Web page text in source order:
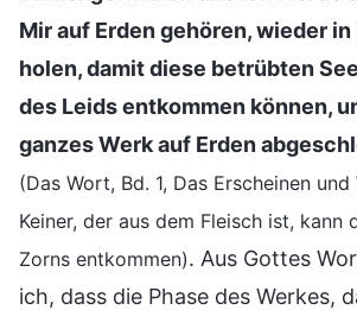
Mir auf Erden gehören, wieder
holen, damit diese betrübten
des Leids entkommen können,
ganzes Werk auf Erden
(Das Wort, Bd. 1, Das Erscheinen
Keiner, der aus dem Fleisch ist, kann
Zorns entkommen). Aus Gottes
ich, dass die Phase des Werkes,